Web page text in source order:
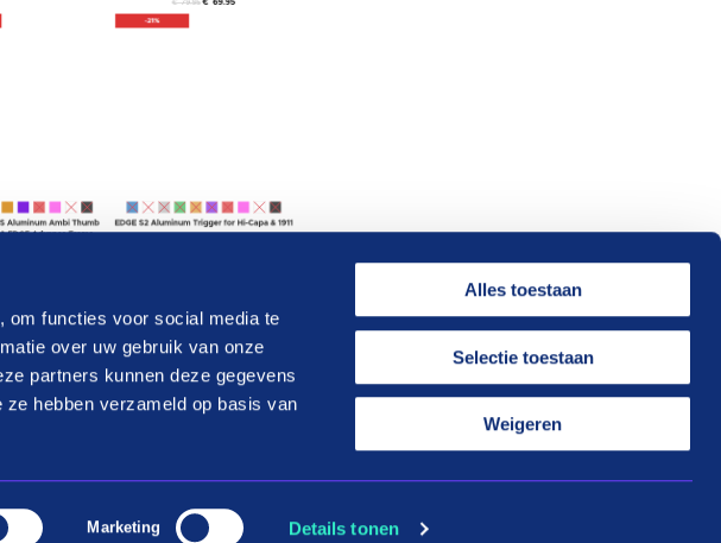
om functies voor social media te
over uw gebruik van onze
partners kunnen deze gegevens
hebben verzameld op basis van
Marketing Details tonen
Alles toestaan
Selectie toestaan
Weigeren